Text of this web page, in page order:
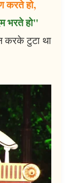
करते हो,
भरते हो"
करके टुटा था